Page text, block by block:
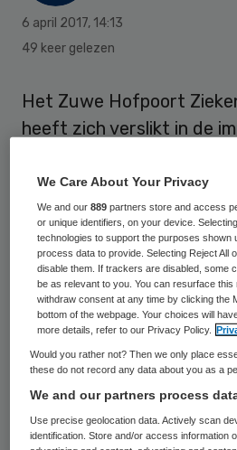
6 april 2017, 14:13
49 keer gelezen
Het Zuwe Hofpoort
heeft zich verslikt in de
Hierdoor kunnen in het
momenteel geen
Ook neemt het Zuwe
’s nachts geen
De sluiting was niet
ziekenhuis desgevraagd
tijd nodig om onze
in het nieuwe systeem”,
Marie-Jeanne Douven
labuitslagen momenteel
We Care About Your Privacy
We and our889 partners store and access
or unique identifiers, on your device.
technologies to support the purposes shown
process data to provide. Selecting Reject All
disable them. If trackers are disabled, some
be as relevant to you. You can resurface
withdraw consent at any time by clicking the
bottom of the webpage. Your choices will
more details, refer to our Privacy Policy.
Would you rather not? Then we only place
these do not record any data about you as a
We and our partners process
Use precise geolocation data. Actively scan
identification. Store and/or access information